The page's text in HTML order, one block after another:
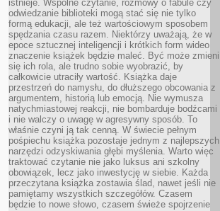
istnieje. Wspólne czytanie, rozmowy o fabule czy
odwiedzanie biblioteki mogą stać się nie tylko
formą edukacji, ale też wartościowym sposobem
spędzania czasu razem. Niektórzy uważają, że w
epoce sztucznej inteligencji i krótkich form wideo
znaczenie książek będzie maleć. Być może zmieni
się ich rola, ale trudno sobie wyobrazić, by
całkowicie utraciły wartość. Książka daje
przestrzeń do namysłu, do dłuższego obcowania z
argumentem, historią lub emocją. Nie wymusza
natychmiastowej reakcji, nie bombarduje bodźcami
i nie walczy o uwagę w agresywny sposób. To
właśnie czyni ją tak cenną. W świecie pełnym
pośpiechu książka pozostaje jednym z najlepszych
narzędzi odzyskiwania głębi myślenia. Warto więc
traktować czytanie nie jako luksus ani szkolny
obowiązek, lecz jako inwestycję w siebie. Każda
przeczytana książka zostawia ślad, nawet jeśli nie
pamiętamy wszystkich szczegółów. Czasem
będzie to nowe słowo, czasem świeże spojrzenie